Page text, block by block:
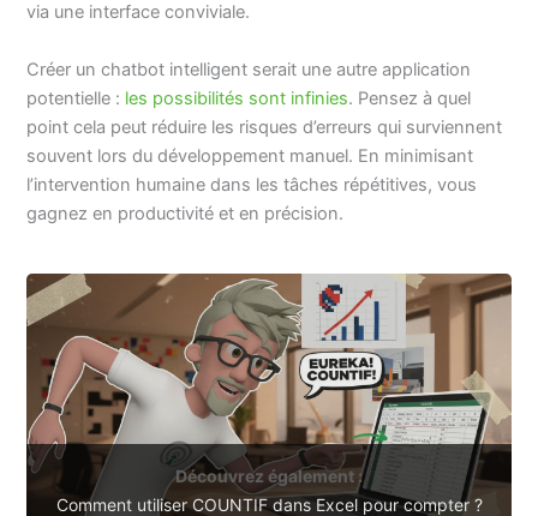
via une interface conviviale.
Créer un chatbot intelligent serait une autre application
potentielle : les possibilités sont infinies. Pensez à quel
point cela peut réduire les risques d’erreurs qui surviennent
souvent lors du développement manuel. En minimisant
l’intervention humaine dans les tâches répétitives, vous
gagnez en productivité et en précision.
Découvrez également :
Comment utiliser COUNTIF dans Excel pour compter ?